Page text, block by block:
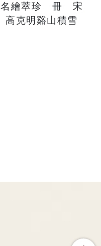
名繪萃珍 冊 宋
高克明谿山積雪